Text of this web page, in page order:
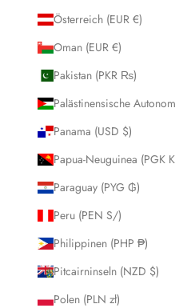
Österreich (EUR €)
Oman (EUR €)
Pakistan (PKR ₨)
Palästinensische
Panama (USD $)
Papua-Neuguinea (PGK
Paraguay (PYG ₲)
Peru (PEN S/)
Philippinen (PHP ₱)
Pitcairninseln (NZD $)
Polen (PLN zł)